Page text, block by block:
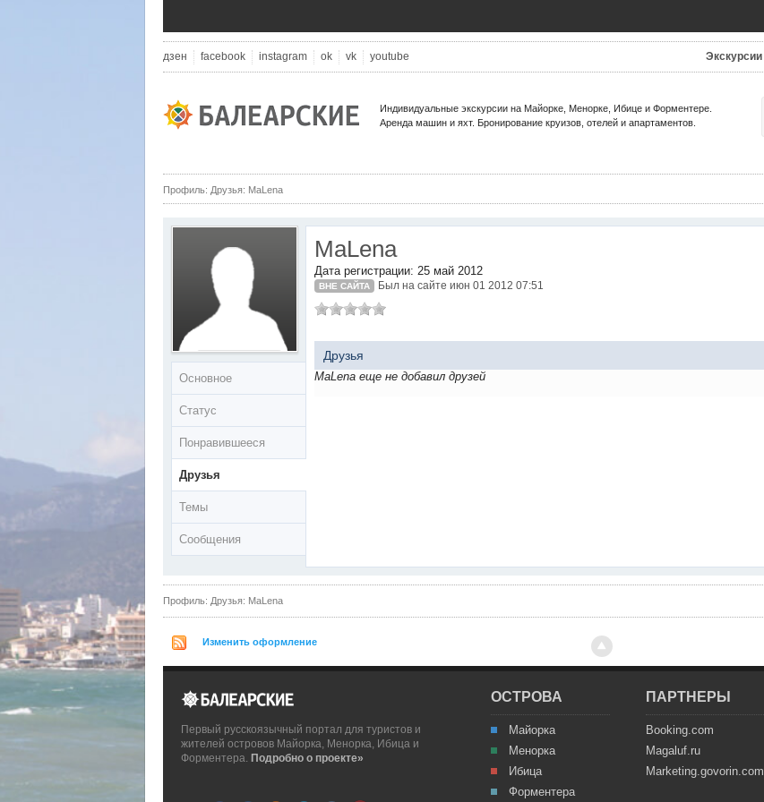
дзен facebook instagram ok vk youtube Экскурсии
Индивидуальные экскурсии на Майорке, Менорке, Ибице и Форментере.
Аренда машин и яхт. Бронирование круизов, отелей и апартаментов.
Профиль: Друзья: MaLena
Основное
Статус
Понравившееся
Друзья
Темы
Сообщения
MaLena
Дата регистрации: 25 май 2012
ВНЕ САЙТА Был на сайте июн 01 2012 07:51
Друзья
MaLena еще не добавил друзей
Профиль: Друзья: MaLena
Изменить оформление
Первый русскоязычный портал для туристов и
жителей островов Майорка, Менорка, Ибица и
Форментера. Подробно о проекте»
ОСТРОВА
Майорка
Менорка
Ибица
Форментера
ПАРТНЕРЫ
Booking.com
Magaluf.ru
Marketing.govorin.com